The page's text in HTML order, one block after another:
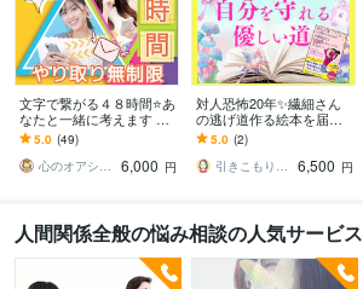
文字で繋がる４８時間⭐️あ
なたと一緒に考えます 恋
愛♡モラハラ・HSP思考
の整理 ✨連続2日間じゃな
くて⭕️
5.0 (49)
心のオアシスまどかの部屋
6,000 円
対人恐怖20年✨繊細さん
の逃げ道作る絵本を届け
ます 人間社会に疲れたあ
なたへ☘️自分を守れる優
しい道の見つけ方♥
5.0 (2)
引きこもり女子サクラ✨実績1200件超
6,500 円
人間関係全般の悩み相談の人気サービス